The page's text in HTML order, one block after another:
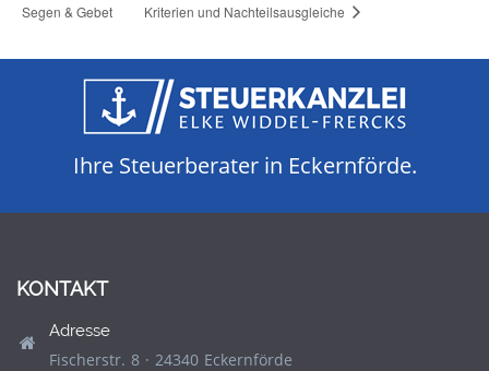
Segen & Gebet
Kriterien und Nachteilsausgleiche
Ihre Steuerberater in Eckernförde.
KONTAKT
Adresse
Fischerstr. 8 · 24340 Eckernförde